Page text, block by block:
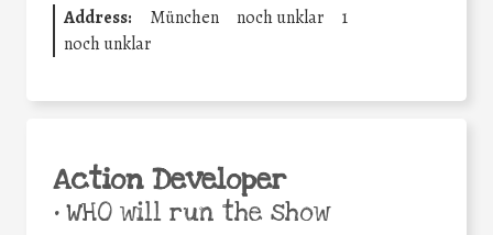
Address:
München noch unklar
1
noch unklar
Action Developer
•WHO will run the show